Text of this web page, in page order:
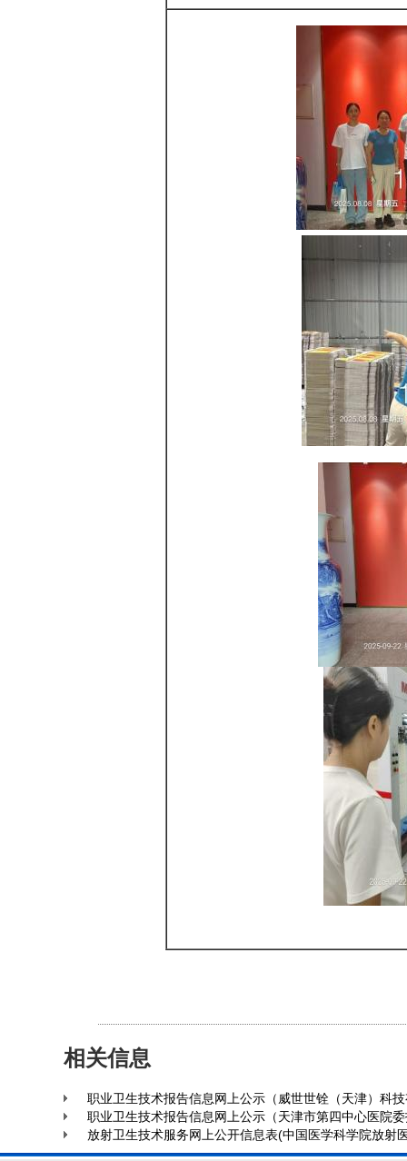
相关信息
职业卫生技术报告信息网上公示（威世世铨（天津）科
职业卫生技术报告信息网上公示（天津市第四中心医院
放射卫生技术服务网上公开信息表(中国医学科学院放射